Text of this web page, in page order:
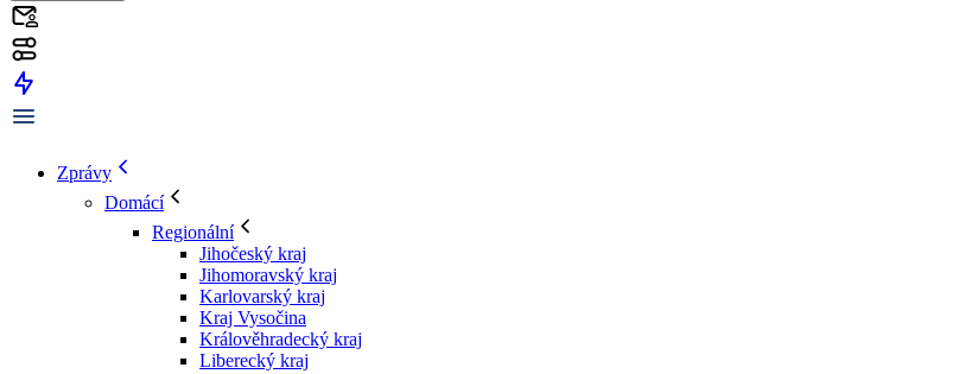
Zprávy
Domácí
Regionální
Jihočeský kraj
Jihomoravský kraj
Karlovarský kraj
Kraj Vysočina
Králověhradecký kraj
Liberecký kraj